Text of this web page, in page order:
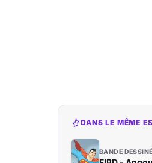
DANS LE MÊME
BANDE